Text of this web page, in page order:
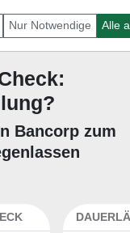
Bancorp zum
Nur Notwendige Alle